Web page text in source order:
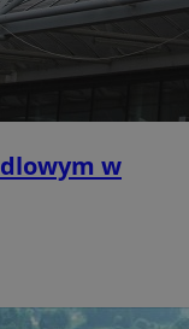
w